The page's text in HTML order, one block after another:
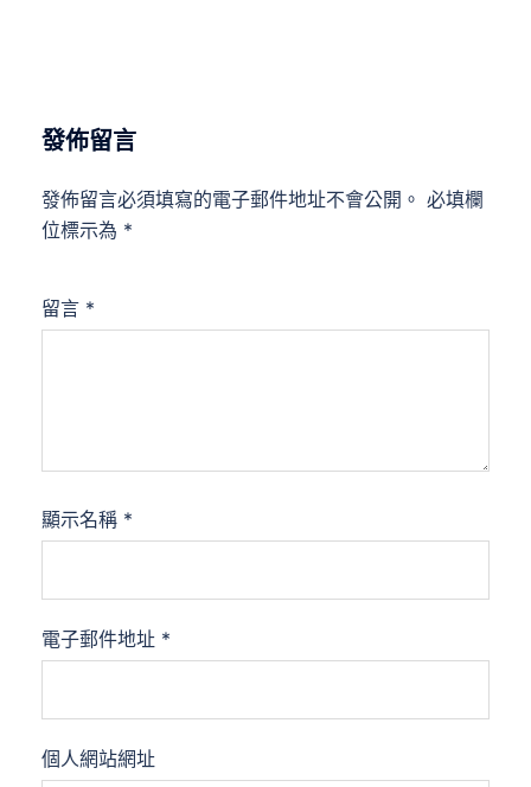
發佈留言
發佈留言必須填寫的電子郵件地址不會公開。 必填欄
位標示為 *
留言 *
顯示名稱 *
電子郵件地址 *
個人網站網址